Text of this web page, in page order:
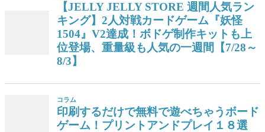
【JELLY JELLY STORE 週間人気ラン
キング】2人対戦カードゲーム『妖怪
1504』V2達成！ボドゲ制作キットも上
位登場、重量級も人気の一週間【7/28～
8/3】
コラム
印刷するだけで無料で遊べちゃうボード
ゲーム！プリントアンドプレイ１８選